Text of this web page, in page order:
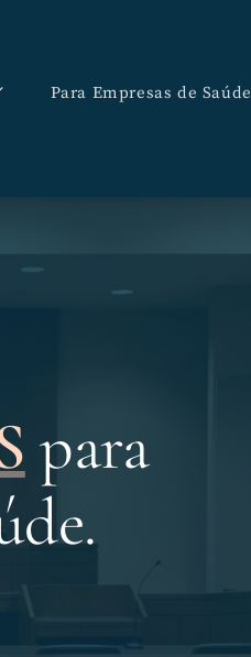
Para Empresas de Saúde
para